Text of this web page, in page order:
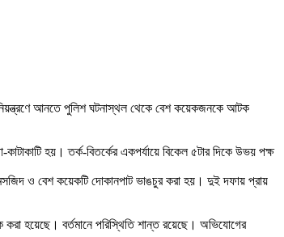
আনতে পুলিশ ঘটনাস্থল থেকে বেশ কয়েকজনকে আটক
হয়। তর্ক-বিতর্কের একপর্যায়ে বিকেল ৫টার দিকে উভয় পক্ষ
ও বেশ কয়েকটি দোকানপাট ভাঙচুর করা হয়। দুই দফায় প্রায়
হয়েছে। বর্তমানে পরিস্থিতি শান্ত রয়েছে। অভিযোগের